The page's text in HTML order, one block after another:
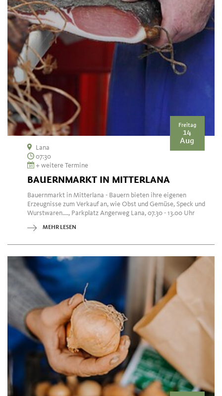
Freitag
14
Aug
Lana
07:30
+ weitere Termine
BAUERNMARKT IN MITTERLANA
Bauernmarkt in Mitterlana - Bauern bieten ihre eigenen
Erzeugnisse zum Verkauf an, wie Obst und Gemüse, Speck und
Wurstwaren...., Parkplatz Angerweg Lana, 07.30 - 13.00 Uhr
MEHR LESEN